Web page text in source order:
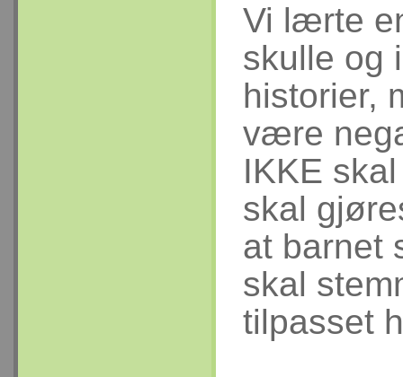
Vi lærte
skulle og
historier,
være
IKKE
skal
at barnet
skal
tilpasset